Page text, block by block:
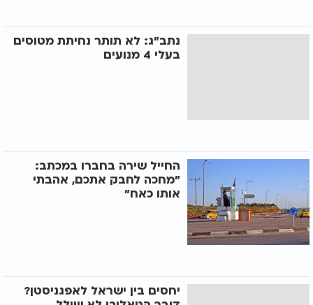
נתב"ג: לא תותר נחיתת מטוסים
בעלי 4 מנועים
החייל שירה בחברו במכתב:
"מחכה לחבק אתכם, אהבתי
אותו כאח"
יחסים בין ישראל לאפגניסטן?